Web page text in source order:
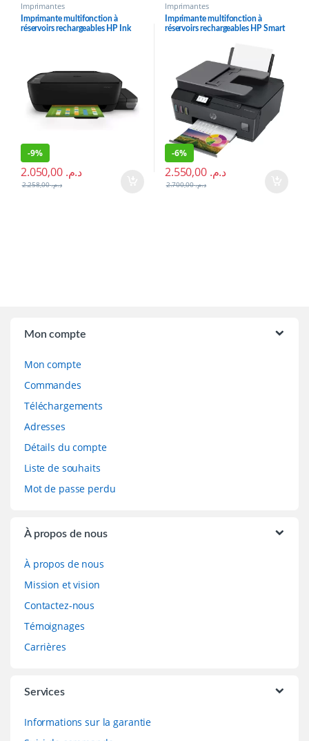
Imprimantes
Imprimante multifonction à
réservoirs rechargeables HP Ink
-9%
د.م. 2.050,00
د.م.2.258,00
Imprimantes
Imprimante multifonction à
réservoirs rechargeables HP Smart
-6%
د.م. 2.550,00
د.م.2.700,00
Mon compte
Mon compte
Commandes
Téléchargements
Adresses
Détails du compte
Liste de souhaits
Mot de passe perdu
À propos de nous
À propos de nous
Mission et vision
Contactez-nous
Témoignages
Carrières
Services
Informations sur la garantie